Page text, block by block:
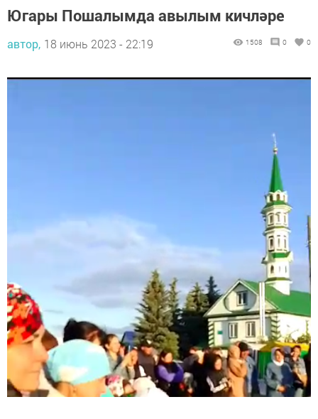
Югары Пошалымда авылым кичләре
автор, 18 июнь 2023 - 22:19 1508 0 0